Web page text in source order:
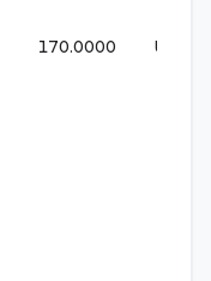
170.0000